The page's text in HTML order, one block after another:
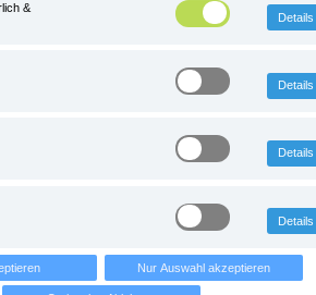
&
Details
Details
Details
Details
Nur Auswahl akzeptieren
ist neues Fördermitglied im BIV
EDV Betriebswirtschaft- und